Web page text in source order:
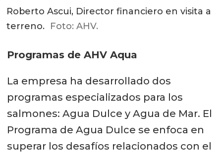
Roberto Ascui, Director financiero en visita a
terreno. Foto: AHV.
Programas de AHV Aqua
La empresa ha desarrollado dos
programas especializados para los
salmones: Agua Dulce y Agua de Mar. El
Programa de Agua Dulce se enfoca en
superar los desafíos relacionados con el